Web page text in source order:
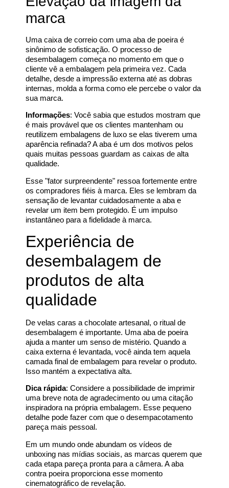
marca
Uma caixa de correio com uma aba de poeira é
sinônimo de sofisticação. O processo de
desembalagem começa no momento em que o
cliente vê a embalagem pela primeira vez. Cada
detalhe, desde a impressão externa até as dobras
internas, molda a forma como ele percebe o valor da
sua marca.
Informações: Você sabia que estudos mostram que
é mais provável que os clientes mantenham ou
reutilizem embalagens de luxo se elas tiverem uma
aparência refinada? A aba é um dos motivos pelos
quais muitas pessoas guardam as caixas de alta
qualidade.
Esse "fator surpreendente" ressoa fortemente entre
os compradores fiéis à marca. Eles se lembram da
sensação de levantar cuidadosamente a aba e
revelar um item bem protegido. É um impulso
instantâneo para a fidelidade à marca.
Experiência de
desembalagem de
produtos de alta
qualidade
De velas caras a chocolate artesanal, o ritual de
desembalagem é importante. Uma aba de poeira
ajuda a manter um senso de mistério. Quando a
caixa externa é levantada, você ainda tem aquela
camada final de embalagem para revelar o produto.
Isso mantém a expectativa alta.
Dica rápida: Considere a possibilidade de imprimir
uma breve nota de agradecimento ou uma citação
inspiradora na própria embalagem. Esse pequeno
detalhe pode fazer com que o desempacotamento
pareça mais pessoal.
Em um mundo onde abundam os vídeos de
unboxing nas mídias sociais, as marcas querem que
cada etapa pareça pronta para a câmera. A aba
contra poeira proporciona esse momento
cinematográfico de revelação.